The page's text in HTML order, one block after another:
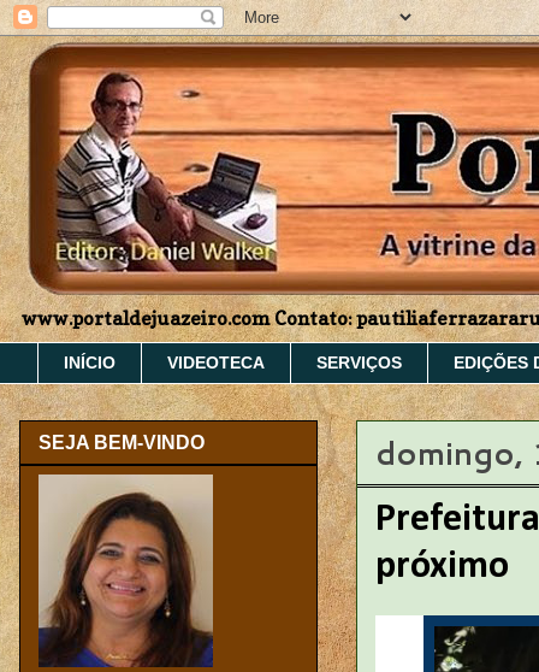
www.portaldejuazeiro.com Contato:
INÍCIO VIDEOTECA SERVIÇOS EDIÇÕES
domingo,
próximo
SEJA BEM-VINDO